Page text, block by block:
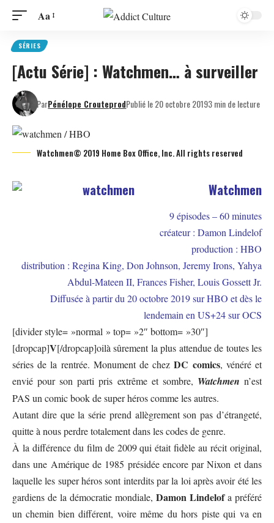
Aa
SÉRIES
[Actu Série] : Watchmen… à surveiller
ParPénélope CrouteprodPublié le 20 octobre 20193 min de lecture
Watchmen© 2019 Home Box Office, Inc. All rights reserved
Watchmen
9 épisodes – 60 minutes
créateur : Damon Lindelof
production : HBO
distribution : Regina King, Don Johnson, Jeremy Irons, Yahya
Abdul-Mateen II, Frances Fisher, Louis Gossett Jr.
Diffusée à partir du 20 octobre 2019 sur HBO et dès le
lendemain en US+24 surOCS
[divider style= »normal » top= »2″ bottom= »30″]
[dropcap]V[/dropcap]oilà sûrement la plus attendue de toutes les
séries de la rentrée. Monument de chezDC comics, vénéré et
envié pour son parti pris extrême et sombre, Watchmen n’est
PAS un comic book de super héros comme les autres.
Autant dire que la série prend allègrement son pas d’étrangeté,
quitte à nous perdre totalement dans les codes de genre.
À la différence du film de 2009 qui était fidèle au récit original,
dans une Amérique de 1985 présidée encore par Nixon et dans
laquelle les super héros sont interdits par la loi après avoir été les
gardiens de la démocratie mondiale, Damon Lindelofa préféré
un chemin bien différent, voire même du hors piste qui va en